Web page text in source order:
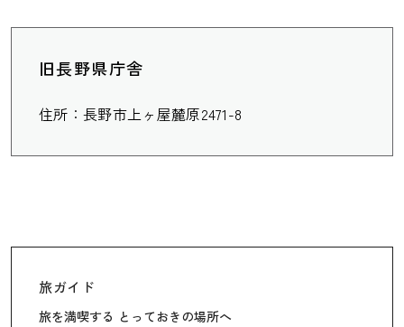
旧長野県庁舎
住所：長野市上ヶ屋麓原2471-8
旅ガイド
旅を満喫する とっておきの場所へ